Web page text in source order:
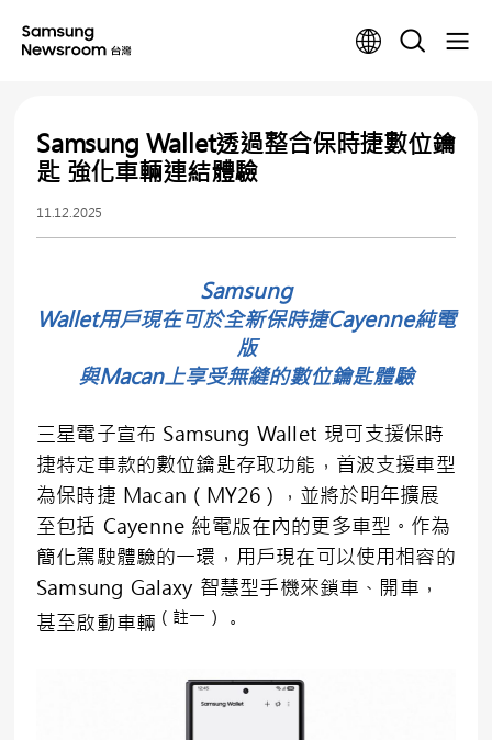
Samsung Wallet透過整合保時捷數位鑰
匙 強化車輛連結體驗
11.12.2025
Samsung
Wallet用戶現在可於全新保時捷Cayenne純電
版
與Macan上享受無縫的數位鑰匙體驗
三星電子宣布 Samsung Wallet 現可支援保時
捷特定車款的數位鑰匙存取功能，首波支援車型
為保時捷 Macan（MY26），並將於明年擴展
至包括 Cayenne 純電版在內的更多車型。作為
簡化駕駛體驗的一環，用戶現在可以使用相容的
Samsung Galaxy 智慧型手機來鎖車、開車，
甚至啟動車輛 （註一） 。